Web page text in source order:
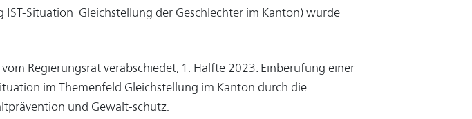
IST-Situation Gleichstellung der Geschlechter im Kanton) wurde
Regierungsrat verabschiedet; 1. Hälfte 2023: Einberufung einer
im Themenfeld Gleichstellung im Kanton durch die
und Gewalt-schutz.